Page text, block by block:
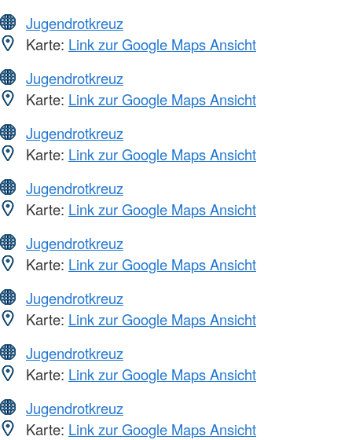
Jugendrotkreuz
Karte: Link zur Google Maps Ansicht
Jugendrotkreuz
Karte: Link zur Google Maps Ansicht
Jugendrotkreuz
Karte: Link zur Google Maps Ansicht
Jugendrotkreuz
Karte: Link zur Google Maps Ansicht
Jugendrotkreuz
Karte: Link zur Google Maps Ansicht
Jugendrotkreuz
Karte: Link zur Google Maps Ansicht
Jugendrotkreuz
Karte: Link zur Google Maps Ansicht
Jugendrotkreuz
Karte: Link zur Google Maps Ansicht